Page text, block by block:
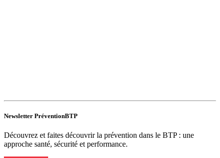
Newsletter PréventionBTP
Découvrez et faites découvrir la prévention dans le BTP : une
approche santé, sécurité et performance.